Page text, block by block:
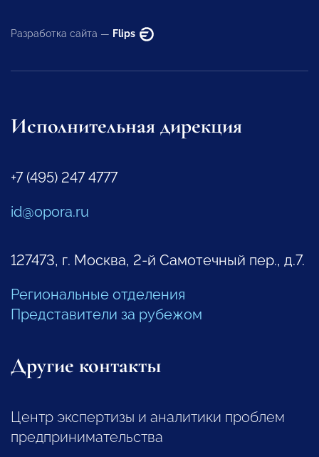
Разработка сайта — Flips
Исполнительная дирекция
+7 (495) 247 4777
id@opora.ru
127473, г. Москва, 2-й Самотечный пер., д.7.
Региональные отделения
Представители за рубежом
Другие контакты
Центр экспертизы и аналитики проблем
предпринимательства